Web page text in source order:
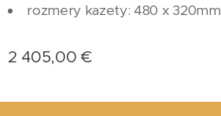
rozmery kazety: 480 x 320mm
2 405,00 €